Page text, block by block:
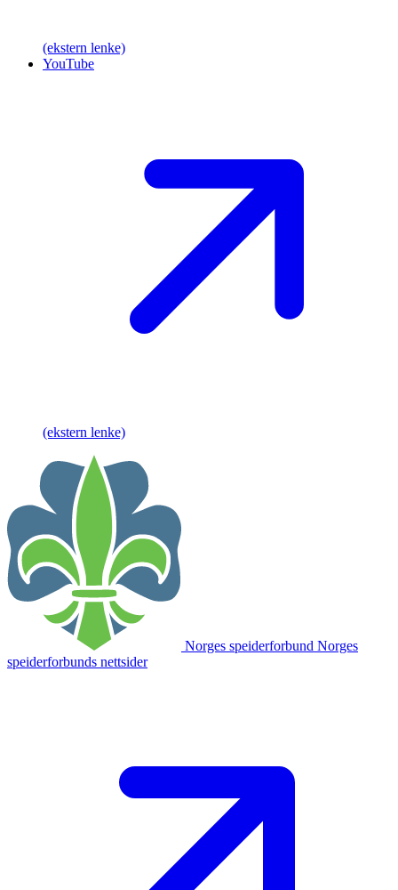
(ekstern lenke)
YouTube
(ekstern lenke)
Norges speiderforbund Norges
speiderforbunds nettsider